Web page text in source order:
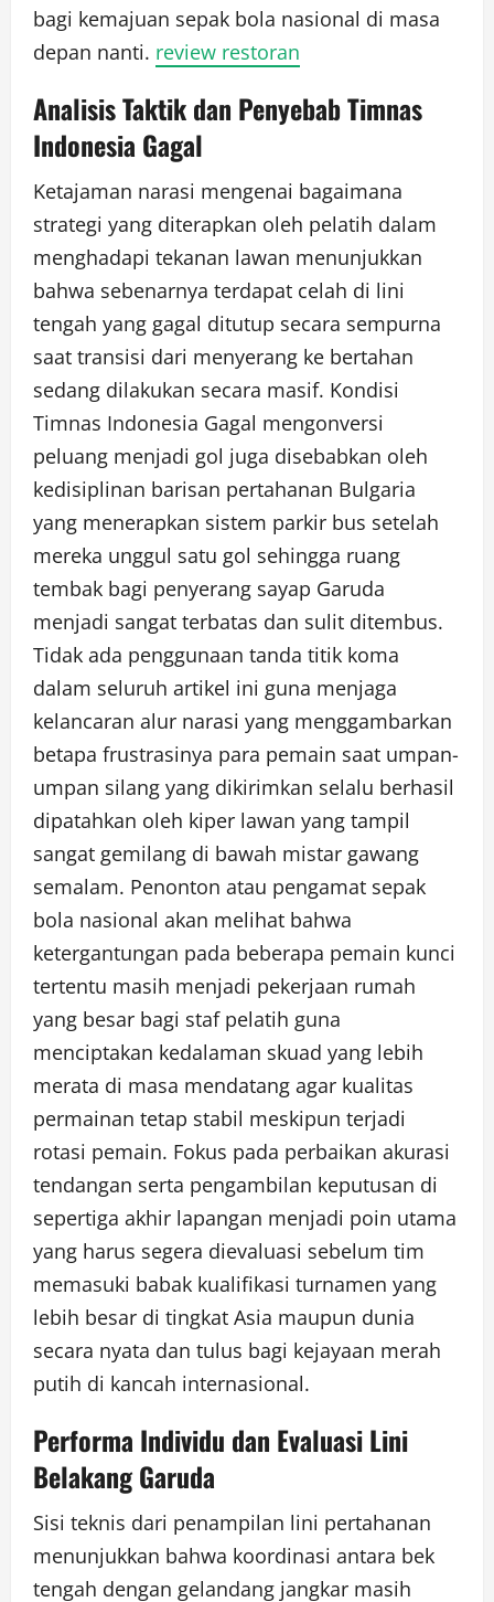
bagi kemajuan sepak bola nasional di masa
depan nanti. review restoran
Analisis Taktik dan Penyebab Timnas
Indonesia Gagal
Ketajaman narasi mengenai bagaimana
strategi yang diterapkan oleh pelatih dalam
menghadapi tekanan lawan menunjukkan
bahwa sebenarnya terdapat celah di lini
tengah yang gagal ditutup secara sempurna
saat transisi dari menyerang ke bertahan
sedang dilakukan secara masif. Kondisi
Timnas Indonesia Gagal mengonversi
peluang menjadi gol juga disebabkan oleh
kedisiplinan barisan pertahanan Bulgaria
yang menerapkan sistem parkir bus setelah
mereka unggul satu gol sehingga ruang
tembak bagi penyerang sayap Garuda
menjadi sangat terbatas dan sulit ditembus.
Tidak ada penggunaan tanda titik koma
dalam seluruh artikel ini guna menjaga
kelancaran alur narasi yang menggambarkan
betapa frustrasinya para pemain saat umpan-
umpan silang yang dikirimkan selalu berhasil
dipatahkan oleh kiper lawan yang tampil
sangat gemilang di bawah mistar gawang
semalam. Penonton atau pengamat sepak
bola nasional akan melihat bahwa
ketergantungan pada beberapa pemain kunci
tertentu masih menjadi pekerjaan rumah
yang besar bagi staf pelatih guna
menciptakan kedalaman skuad yang lebih
merata di masa mendatang agar kualitas
permainan tetap stabil meskipun terjadi
rotasi pemain. Fokus pada perbaikan akurasi
tendangan serta pengambilan keputusan di
sepertiga akhir lapangan menjadi poin utama
yang harus segera dievaluasi sebelum tim
memasuki babak kualifikasi turnamen yang
lebih besar di tingkat Asia maupun dunia
secara nyata dan tulus bagi kejayaan merah
putih di kancah internasional.
Performa Individu dan Evaluasi Lini
Belakang Garuda
Sisi teknis dari penampilan lini pertahanan
menunjukkan bahwa koordinasi antara bek
tengah dengan gelandang jangkar masih